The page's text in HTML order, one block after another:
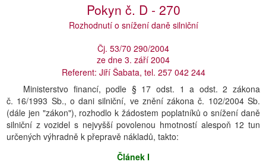
Pokyn č. D - 270
Rozhodnutí o snížení daně silniční
Čj. 53/70 290/2004
ze dne 3. září 2004
Referent: Jiří Šabata, tel. 257 042 244
Ministerstvo financí, podle § 17 odst. 1 a odst. 2 zákona
č. 16/1993 Sb., o dani silniční, ve znění zákona č. 102/2004 Sb.
(dále jen "zákon"), rozhodlo k žádostem poplatníků o snížení daně
silniční z vozidel s nejvyšší povolenou hmotností alespoň 12 tun
určených výhradně k přepravě nákladů, takto:
Článek I